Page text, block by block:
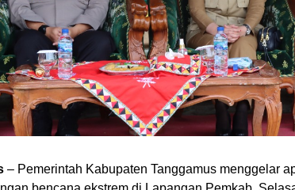
– Pemerintah Kabupaten Tanggamus menggelar